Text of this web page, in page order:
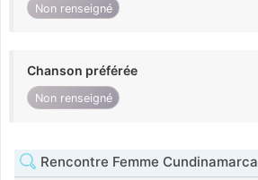
Non renseigné
Chanson préférée
Non renseigné
Rencontre Femme Cundinamarca